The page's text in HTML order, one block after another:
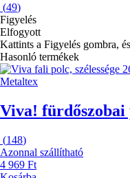
(49)
Figyelés
Elfogyott
Kattints a Figyelés gombra,
Hasonló termékek
Metaltex
Viva! fürdőszobai
(148)
Azonnal szállítható
4 969 Ft